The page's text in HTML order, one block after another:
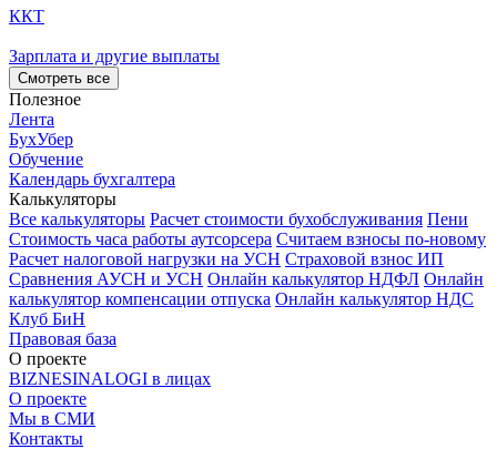
ККТ
Зарплата и другие выплаты
Смотреть все
Полезное
Лента
БухУбер
Обучение
Календарь бухгалтера
Калькуляторы
Все калькуляторы Расчет стоимости бухобслуживания Пени
Стоимость часа работы аутсорсера Считаем взносы по-новому
Расчет налоговой нагрузки на УСН Страховой взнос ИП
Сравнения АУСН и УСН Онлайн калькулятор НДФЛ Онлайн
калькулятор компенсации отпуска Онлайн калькулятор НДС
Клуб БиН
Правовая база
О проекте
BIZNESINALOGI в лицах
О проекте
Мы в СМИ
Контакты